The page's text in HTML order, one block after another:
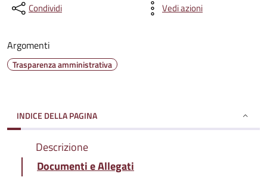
Condividi Vedi azioni
Argomenti
Trasparenza amministrativa
INDICE DELLA PAGINA
Descrizione
Documenti e Allegati